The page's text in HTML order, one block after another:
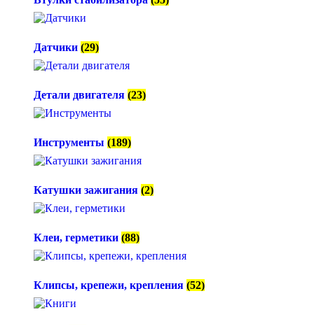
Датчики (29)
Детали двигателя (23)
Инструменты (189)
Катушки зажигания (2)
Клеи, герметики (88)
Клипсы, крепежи, крепления (52)